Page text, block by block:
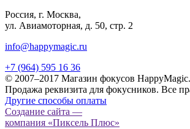
Россия, г. Москва,
ул. Авиамоторная, д. 50, стр. 2
info@happymagic.ru
+7 (964) 595 16 36
© 2007–2017 Магазин фокусов
Продажа реквизита для фокусников. Все
Другие способы оплаты
Создание сайта —
компания «Пиксель Плюс»